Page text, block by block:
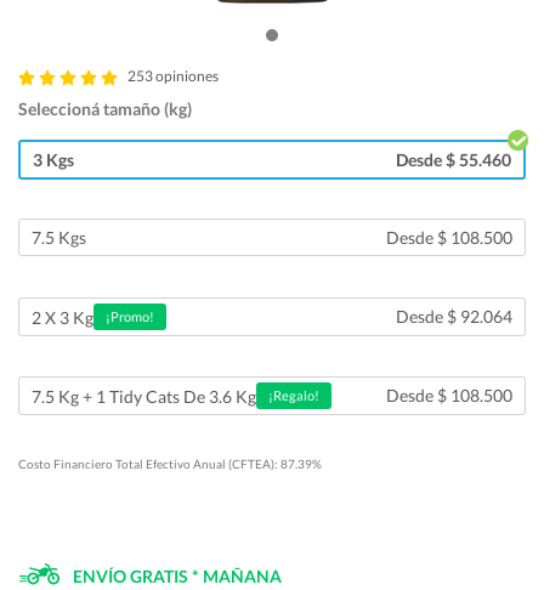
253 opiniones
Seleccioná tamaño (kg)
3 Kgs Desde $ 55.460
7.5 Kgs Desde $ 108.500
2 X 3 Kg ¡Promo! Desde $ 92.064
7.5 Kg + 1 Tidy Cats De 3.6 Kg ¡Regalo! Desde $ 108.500
Costo Financiero Total Efectivo Anual (CFTEA): 87.39%
ENVÍO GRATIS * MAÑANA